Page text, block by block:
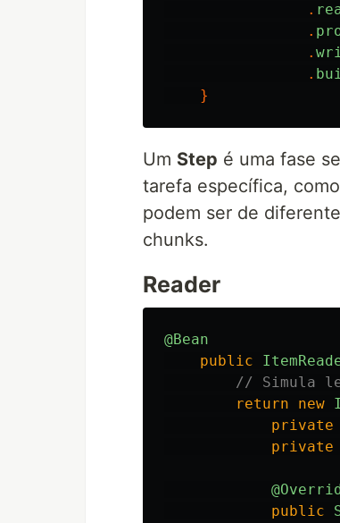
.
.
.
.
}
Um Step é uma fase
tarefa específica,
podem ser de
chunks.
Reader
@Bean
public
// Simula
return
new
private
private
public